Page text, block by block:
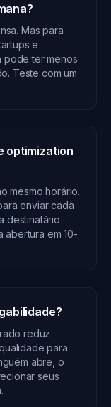
Mas para
e
pode ter menos
Teste com um
optimization
mesmo horário.
enviar cada
destinatário
abertura em 10-
reduz
para
abre, o
seus